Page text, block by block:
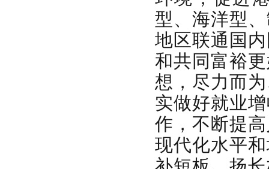
型、海洋型
地区联通国
和共同富裕
想，尽力而
实做好就业
作，不断提
现代化水平